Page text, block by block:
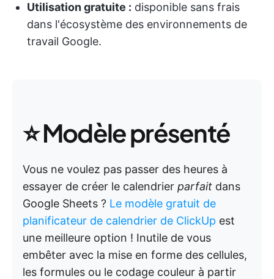
Utilisation gratuite : disponible sans frais
dans l'écosystème des environnements de
travail Google.
⭐Modèle présenté
Vous ne voulez pas passer des heures à
essayer de créer le calendrier parfait dans
Google Sheets ? Le modèle gratuit de
planificateur de calendrier de ClickUp est
une meilleure option ! Inutile de vous
embêter avec la mise en forme des cellules,
les formules ou le codage couleur à partir